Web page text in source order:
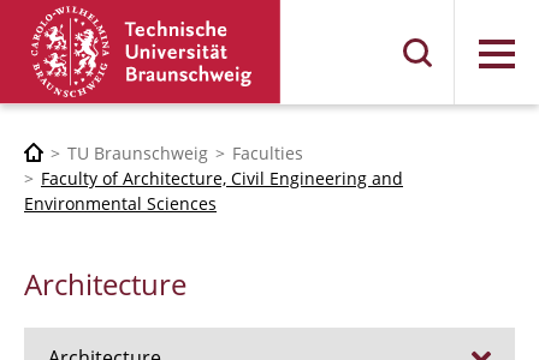
Menu
TU Braunschweig
Faculties
Faculty of Architecture, Civil Engineering and
Environmental Sciences
Architecture